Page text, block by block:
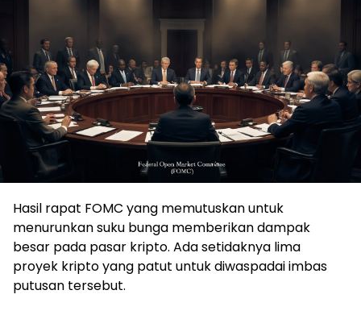
Hasil rapat FOMC yang memutuskan untuk
menurunkan suku bunga memberikan dampak
besar pada pasar kripto. Ada setidaknya lima
proyek kripto yang patut untuk diwaspadai imbas
putusan tersebut.